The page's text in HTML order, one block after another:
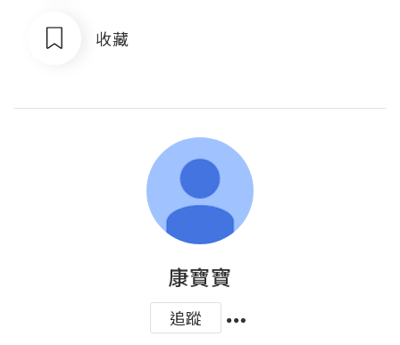
收藏
康寶寶
追蹤